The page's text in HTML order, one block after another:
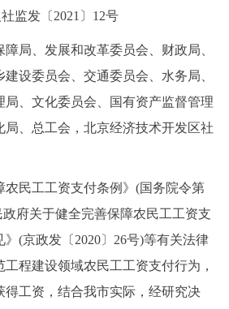
图说北京 视频北京
한국어 日本語
العربية PORTUGUÊS
监发〔2021〕12号
局、发展和改革委员会、财政局、
设委员会、交通委员会、水务局、
局、文化委员会、国有资产监督管理
局、总工会，北京经济技术开发区社
民工工资支付条例》(国务院令第
府关于健全完善保障农民工工资支
(京政发〔2020〕26号)等有关法律
程建设领域农民工工资支付行为，
得工资，结合我市实际，经研究决